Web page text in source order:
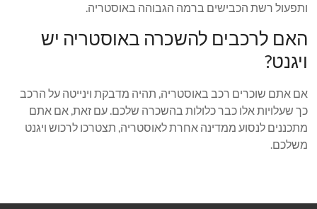
ותפעול רשת הכבישים ברמה הגבוהה באוסטריה.
האם לרכבים להשכרה באוסטריה יש
ויגנט?
אם אתם שוכרים רכב באוסטריה, תהיה מדבקת וינייטה על הרכב
כך שעלויות אלו כבר כלולות בהשכרה שלכם. עם זאת, אם אתם
מתכננים לנסוע ממדינה אחרת לאוסטריה, תצטרכו לרכוש ויגנט
משלכם.